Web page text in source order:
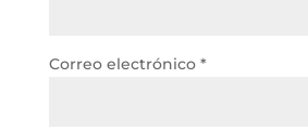
Correo electrónico *